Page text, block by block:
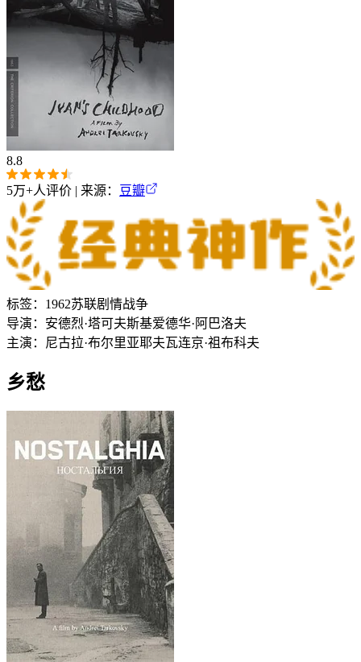
8.8
5万+人评价 | 来源： 豆瓣
标签： 1962苏联剧情战争
导演： 安德烈·塔可夫斯基爱德华·阿巴洛夫
主演：
尼古拉·布尔里亚耶夫瓦连京·祖布科夫
乡愁